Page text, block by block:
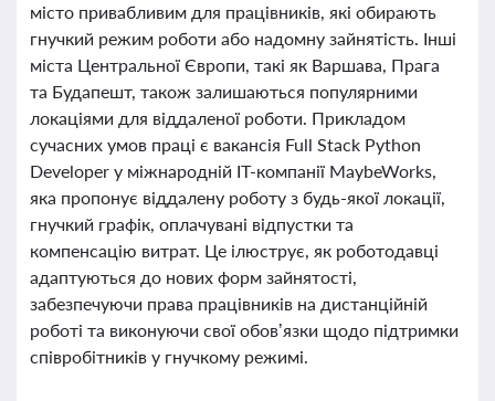
місто привабливим для працівників, які обирають
гнучкий режим роботи або надомну зайнятість. Інші
міста Центральної Європи, такі як Варшава, Прага
та Будапешт, також залишаються популярними
локаціями для віддаленої роботи. Прикладом
сучасних умов праці є вакансія Full Stack Python
Developer у міжнародній IT-компанії MaybeWorks,
яка пропонує віддалену роботу з будь-якої локації,
гнучкий графік, оплачувані відпустки та
компенсацію витрат. Це ілюструє, як роботодавці
адаптуються до нових форм зайнятості,
забезпечуючи права працівників на дистанційній
роботі та виконуючи свої обов’язки щодо підтримки
співробітників у гнучкому режимі.